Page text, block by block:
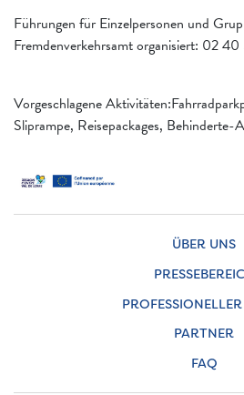
Führungen für Einzelpersonen und
Fremdenverkehrsamt organisiert: 02
Vorgeschlagene
Sliprampe, Reisepackages, Behinderte-
ÜBER UNS
PARTNER
FAQ